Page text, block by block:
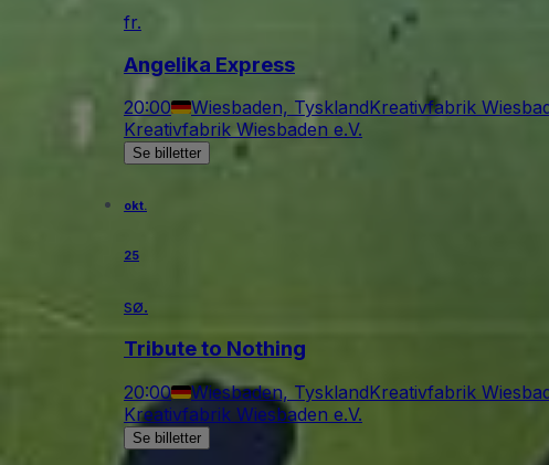
fr.
Angelika Express
20:00 Wiesbaden, TysklandKreativfabrik
Kreativfabrik Wiesbaden e.V.
Se billetter
okt.
25
sø.
Tribute to Nothing
20:00 Wiesbaden, TysklandKreativfabrik
Kreativfabrik Wiesbaden e.V.
Se billetter